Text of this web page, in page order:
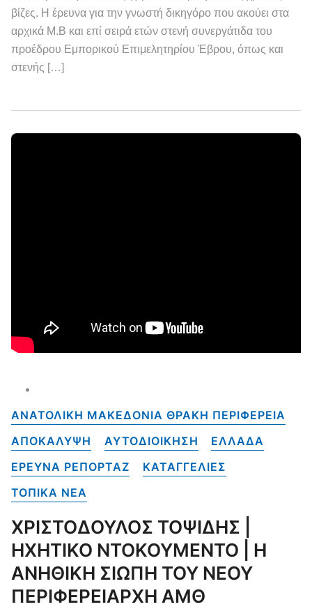
βίζες. Η έρευνα για την γνωστή δικηγόρο που ακούει στα
αρχικά Μ.Β και επί σειρά ετών στενή συνεργάτιδα του
προέδρου Εμπορικού Επιμελητηρίου Έβρου, όπως και
στενής […]
ΑΝΑΤΟΛΙΚΗ ΜΑΚΕΔΟΝΙΑ ΘΡΑΚΗ ΠΕΡΙΦΕΡΕΙΑ
ΑΠΟΚΑΛΥΨΗ
ΑΥΤΟΔΙΟΙΚΗΣΗ
ΕΛΛΑΔΑ
ΕΡΕΥΝΑ ΡΕΠΟΡΤΑΖ
ΚΑΤΑΓΓΕΛΙΕΣ
ΤΟΠΙΚΑ NEA
ΧΡΙΣΤΟΔΟΥΛΟΣ ΤΟΨΙΔΗΣ |
ΗΧΗΤΙΚΟ ΝΤΟΚΟΥΜΕΝΤΟ | Η
ΑΝΗΘΙΚΗ ΣΙΩΠΗ ΤΟΥ ΝΕΟΥ
ΠΕΡΙΦΕΡΕΙΑΡΧΗ ΑΜΘ